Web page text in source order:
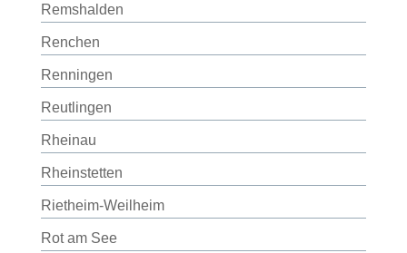
Remshalden
Renchen
Renningen
Reutlingen
Rheinau
Rheinstetten
Rietheim-Weilheim
Rot am See